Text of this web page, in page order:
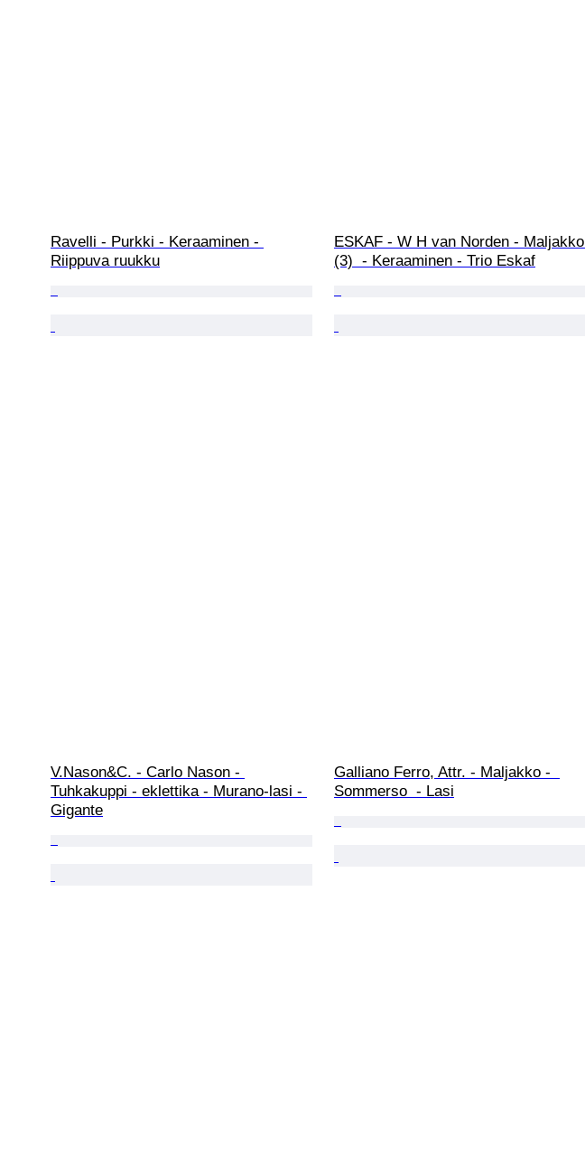
Ravelli - Purkki - Keraaminen -
Riippuva ruukku
ESKAF - W H van Norden - Maljakko
(3)  - Keraaminen - Trio Eskaf
V.Nason&C. - Carlo Nason -
Tuhkakuppi - eklettika - Murano-lasi -
Gigante
Galliano Ferro, Attr. - Maljakko -
Sommerso  - Lasi